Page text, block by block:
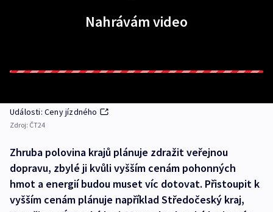
Nahrávám video
Události: Ceny jízdného
Zdroj: ČT24
Zhruba polovina krajů plánuje zdražit veřejnou
dopravu, zbylé ji kvůli vyšším cenám pohonných
hmot a energií budou muset víc dotovat. Přistoupit k
vyšším cenám plánuje například Středočeský kraj,